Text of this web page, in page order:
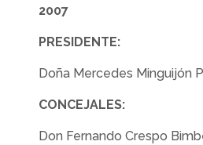
2007
PRESIDENTE:
Doña Mercedes Minguijón
CONCEJALES:
Don Fernando Crespo